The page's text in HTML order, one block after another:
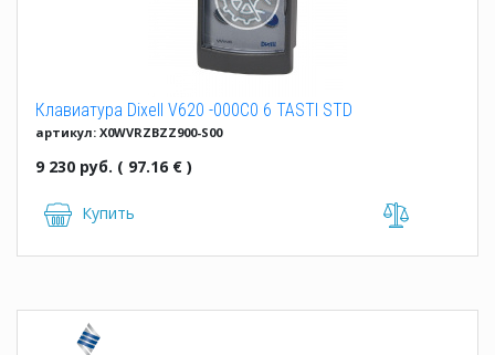
Клавиатура Dixell V620 -000C0 6 TASTI STD
артикул: X0WVRZBZZ900-S00
9 230 руб. ( 97.16 € )
Купить